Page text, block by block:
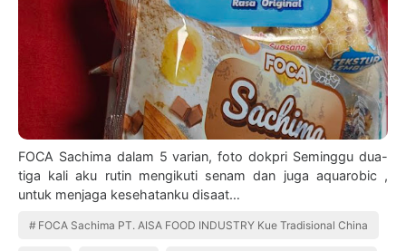
FOCA Sachima dalam 5 varian, foto dokpri Seminggu dua-
tiga kali aku rutin mengikuti senam dan juga aquarobic ,
untuk menjaga kesehatanku disaat…
FOCA Sachima PT. AISA FOOD INDUSTRY Kue Tradisional China